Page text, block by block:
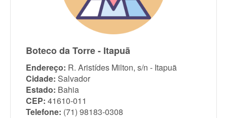
Boteco da Torre - Itapuã
Endereço: R. Aristídes Milton, s/n - Itapuã
Cidade: Salvador
Estado: Bahia
CEP: 41610-011
Telefone: (71) 98183-0308